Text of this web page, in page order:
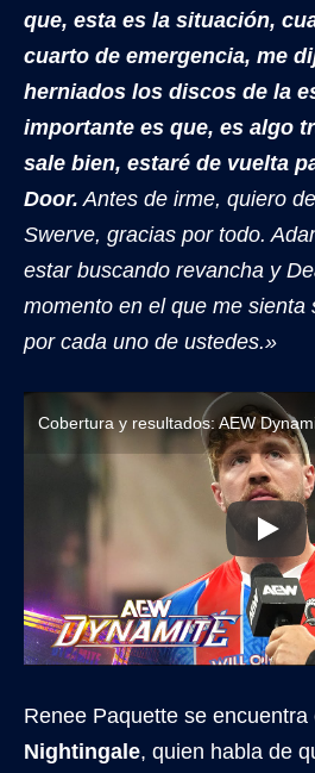
que, esta es la situación,
cuarto de emergencia, me
herniados los discos de la
importante es que, es algo
sale bien, estaré de vuelta
Door. Antes de irme, quiero
Swerve, gracias por todo.
estar buscando revancha y
momento en el que me sienta
por cada uno de ustedes.»
Cobertura y resultados: AEW
Renee Paquette se encuentra
Nightingale, quien habla de